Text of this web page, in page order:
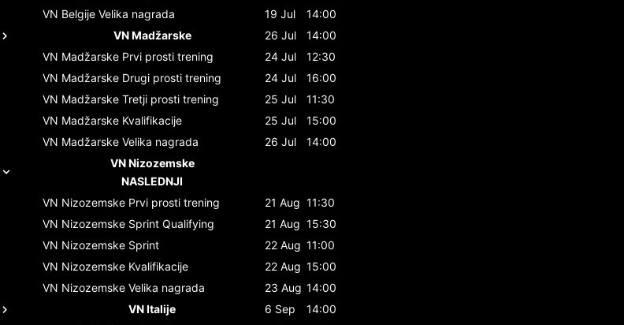
VN Belgije Velika nagrada 19 Jul
14:00
VN Madžarske
26 Jul
14:00
VN Madžarske Prvi prosti trening 24 Jul
12:30
VN Madžarske Drugi prosti trening 24 Jul
16:00
VN Madžarske Tretji prosti trening 25 Jul
11:30
VN Madžarske Kvalifikacije 25 Jul
15:00
VN Madžarske Velika nagrada 26 Jul
14:00
VN Nizozemske
NASLEDNJI
VN Nizozemske Prvi prosti trening 21 Aug 11:30
VN Nizozemske Sprint Qualifying 21 Aug 15:30
VN Nizozemske Sprint 22 Aug 11:00
VN Nizozemske Kvalifikacije 22 Aug 15:00
VN Nizozemske Velika nagrada 23 Aug 14:00
VN Italije
6 Sep
14:00